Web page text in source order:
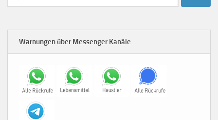
nach:
Warnungen über Messenger Kanäle